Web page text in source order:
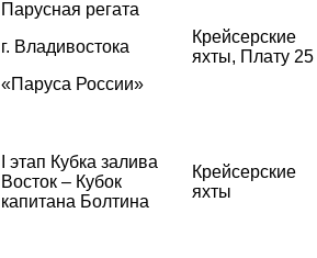
Парусная регата
г. Владивостока
«Паруса России»
Крейсерские
яхты, Плату 25
I этап Кубка залива
Восток – Кубок
капитана Болтина
Крейсерские
яхты